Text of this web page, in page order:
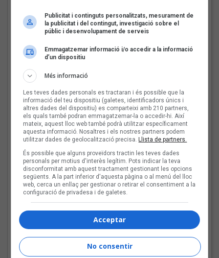
Fins a finals d'agost, repassarem diferents himnes que els
grups i artistes catalans han fet per equips de futbol d'arreu
dels Països Catalans
amics, entrar dins un
bar, anar a un concert, la
revista de torn»
Bèrnia i la festa del pop
fusió al Sona9 2026
Les veus dels himnes del
futbol català: Joan Soler
Amigó
Publicitat i continguts personalitzats, mesurament de
la publicitat i del contingut, investigació sobre el
públic i desenvolupament de serveis
Emmagatzemar informació i/o accedir a la informació
d’un dispositiu
Més informació
Les teves dades personals es tractaran i és possible que la
informació del teu dispositiu (galetes, identificadors únics i
altres dades del dispositiu) es comparteixi amb 210 partners,
els quals també podran emmagatzemar-la o accedir-hi. Així
mateix, aquest lloc web també podrà utilitzar específicament
aquesta informació. Nosaltres i els nostres partners podem
utilitzar dades de geolocalització precisa.Llista de partners.
És possible que alguns proveïdors tractin les teves dades
personals per motius d'interès legítim. Pots indicar la teva
disconformitat amb aquest tractament gestionant les opcions
següents. A la part inferior d'aquesta pàgina o al menú del lloc
web, cerca un enllaç per gestionar o retirar el consentiment a la
configuració de privadesa i de galetes.
Acceptar
No consentir